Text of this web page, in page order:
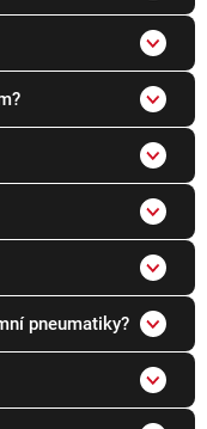
pneumatiky?